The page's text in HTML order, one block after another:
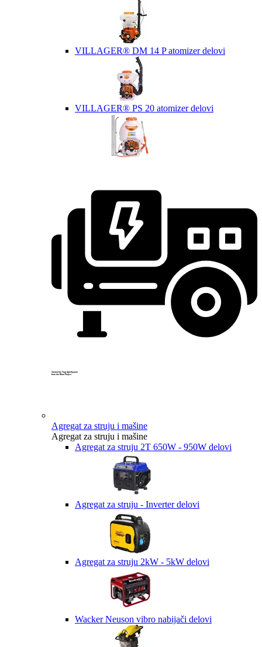
VILLAGER® DM 14 P atomizer delovi
VILLAGER® PS 20 atomizer delovi
Created by Yogi Aprelliyanto
from the Noun Project
Agregat za struju i mašine
Agregat za struju i mašine
Agregat za struju 2T 650W - 950W delovi
Agregat za struju - Inverter delovi
Agregat za struju 2kW - 5kW delovi
Wacker Neuson vibro nabijači delovi